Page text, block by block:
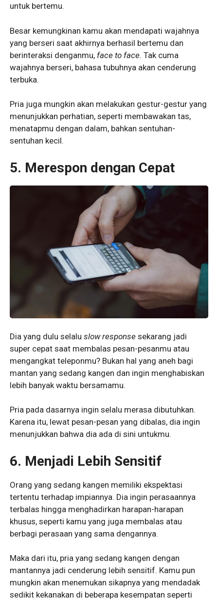
untuk bertemu.
Besar kemungkinan kamu akan mendapati wajahnya
yang berseri saat akhirnya berhasil bertemu dan
berinteraksi denganmu, face to face. Tak cuma
wajahnya berseri, bahasa tubuhnya akan cenderung
terbuka.
Pria juga mungkin akan melakukan gestur-gestur yang
menunjukkan perhatian, seperti membawakan tas,
menatapmu dengan dalam, bahkan sentuhan-
sentuhan kecil.
5. Merespon dengan Cepat
Dia yang dulu selalu slow response sekarang jadi
super cepat saat membalas pesan-pesanmu atau
mengangkat teleponmu? Bukan hal yang aneh bagi
mantan yang sedang kangen dan ingin menghabiskan
lebih banyak waktu bersamamu.
Pria pada dasarnya ingin selalu merasa dibutuhkan.
Karena itu, lewat pesan-pesan yang dibalas, dia ingin
menunjukkan bahwa dia ada di sini untukmu.
6. Menjadi Lebih Sensitif
Orang yang sedang kangen memiliki ekspektasi
tertentu terhadap impiannya. Dia ingin perasaannya
terbalas hingga menghadirkan harapan-harapan
khusus, seperti kamu yang juga membalas atau
berbagi perasaan yang sama dengannya.
Maka dari itu, pria yang sedang kangen dengan
mantannya jadi cenderung lebih sensitif. Kamu pun
mungkin akan menemukan sikapnya yang mendadak
sedikit kekanakan di beberapa kesempatan seperti